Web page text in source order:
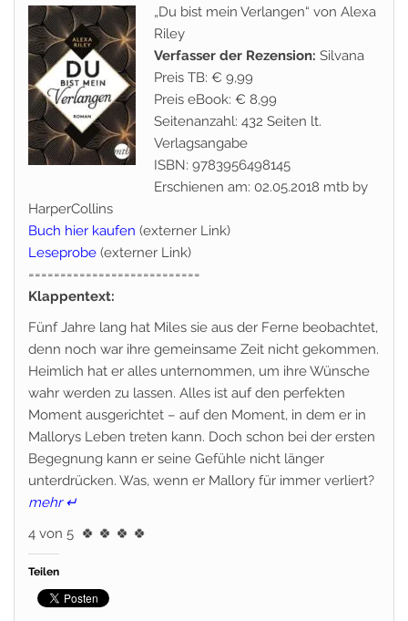
„Du bist mein Verlangen“ von Alexa
Riley
Verfasser der Rezension: Silvana
Preis TB: € 9,99
Preis eBook: € 8,99
Seitenanzahl: 432 Seiten lt.
Verlagsangabe
ISBN: 9783956498145
Erschienen am: 02.05.2018 mtb by
HarperCollins
Buch hier kaufen (externer Link)
Leseprobe (externer Link)
===========================
Klappentext:
Fünf Jahre lang hat Miles sie aus der Ferne beobachtet,
denn noch war ihre gemeinsame Zeit nicht gekommen.
Heimlich hat er alles unternommen, um ihre Wünsche
wahr werden zu lassen. Alles ist auf den perfekten
Moment ausgerichtet – auf den Moment, in dem er in
Mallorys Leben treten kann. Doch schon bei der ersten
Begegnung kann er seine Gefühle nicht länger
unterdrücken. Was, wenn er Mallory für immer verliert?
mehr ↵
4 von 5 🍀 🍀 🍀 🍀
Teilen